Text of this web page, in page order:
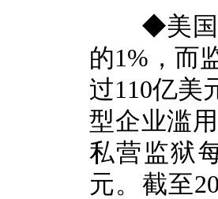
◆美国监
的1%，而
过110亿美
型企业滥
私营监狱
元。截至